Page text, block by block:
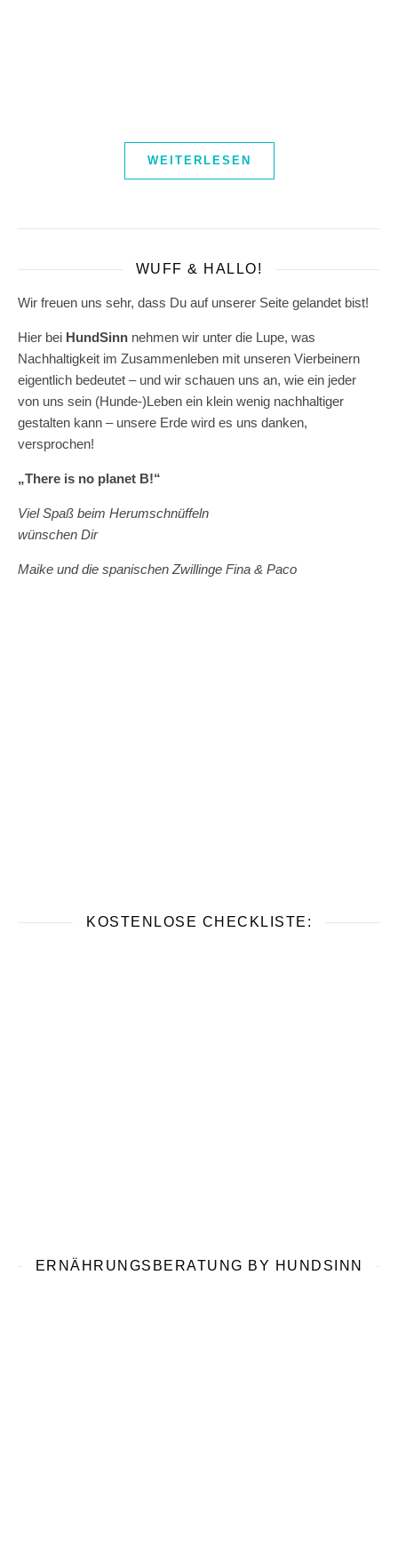
WEITERLESEN
WUFF & HALLO!
Wir freuen uns sehr, dass Du auf unserer Seite gelandet bist!
Hier bei HundSinn nehmen wir unter die Lupe, was
Nachhaltigkeit im Zusammenleben mit unseren Vierbeinern
eigentlich bedeutet – und wir schauen uns an, wie ein jeder
von uns sein (Hunde-)Leben ein klein wenig nachhaltiger
gestalten kann – unsere Erde wird es uns danken,
versprochen!
„There is no planet B!“
Viel Spaß beim Herumschnüffeln
wünschen Dir
Maike und die spanischen Zwillinge Fina & Paco
KOSTENLOSE CHECKLISTE:
ERNÄHRUNGSBERATUNG BY HUNDSINN